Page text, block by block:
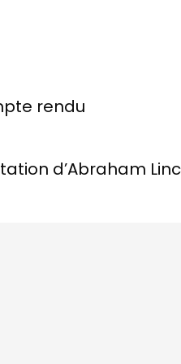
rendu
d’Abraham